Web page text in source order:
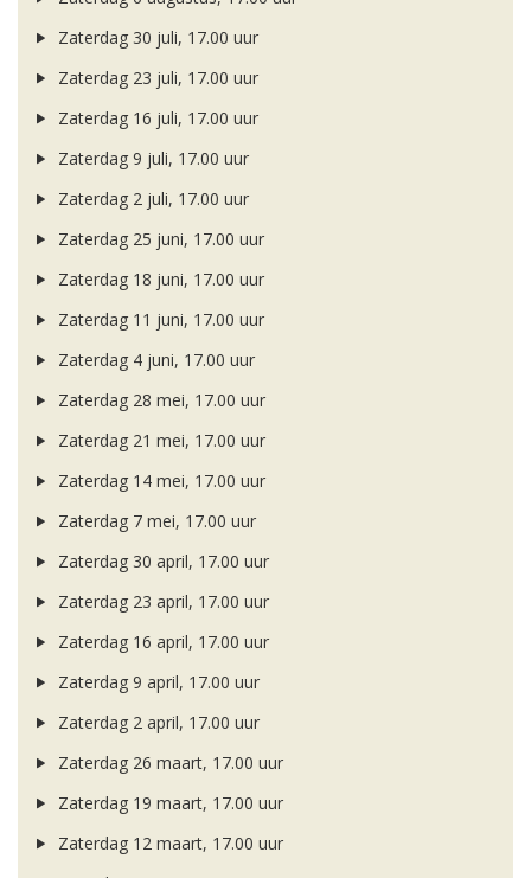
Zaterdag 30 juli, 17.00 uur
Zaterdag 23 juli, 17.00 uur
Zaterdag 16 juli, 17.00 uur
Zaterdag 9 juli, 17.00 uur
Zaterdag 2 juli, 17.00 uur
Zaterdag 25 juni, 17.00 uur
Zaterdag 18 juni, 17.00 uur
Zaterdag 11 juni, 17.00 uur
Zaterdag 4 juni, 17.00 uur
Zaterdag 28 mei, 17.00 uur
Zaterdag 21 mei, 17.00 uur
Zaterdag 14 mei, 17.00 uur
Zaterdag 7 mei, 17.00 uur
Zaterdag 30 april, 17.00 uur
Zaterdag 23 april, 17.00 uur
Zaterdag 16 april, 17.00 uur
Zaterdag 9 april, 17.00 uur
Zaterdag 2 april, 17.00 uur
Zaterdag 26 maart, 17.00 uur
Zaterdag 19 maart, 17.00 uur
Zaterdag 12 maart, 17.00 uur